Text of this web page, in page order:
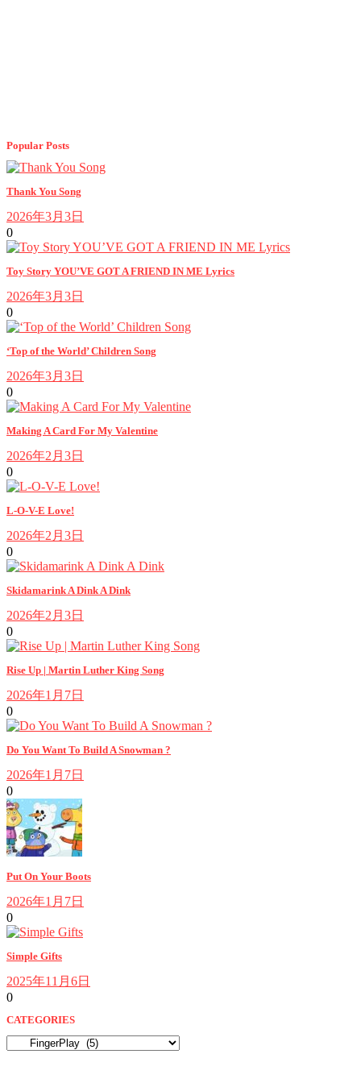
Popular Posts
Thank You Song
2026年3月3日
0
Toy Story YOU’VE GOT A FRIEND IN ME Lyrics
2026年3月3日
0
‘Top of the World’ Children Song
2026年3月3日
0
Making A Card For My Valentine
2026年2月3日
0
L-O-V-E Love!
2026年2月3日
0
Skidamarink A Dink A Dink
2026年2月3日
0
Rise Up | Martin Luther King Song
2026年1月7日
0
Do You Want To Build A Snowman ?
2026年1月7日
0
Put On Your Boots
2026年1月7日
0
Simple Gifts
2025年11月6日
0
CATEGORIES
CATEGORIES